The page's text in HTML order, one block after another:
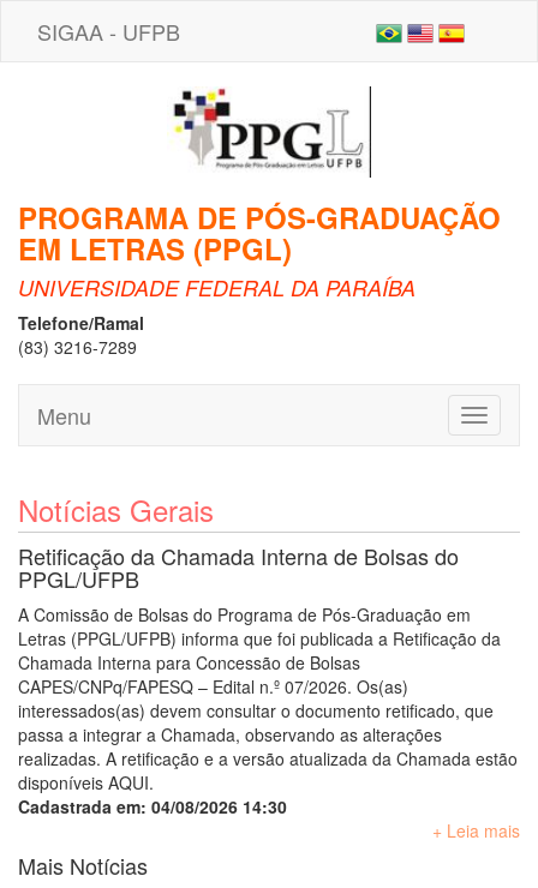
SIGAA - UFPB
PROGRAMA DE PÓS-GRADUAÇÃO
EM LETRAS (PPGL)
UNIVERSIDADE FEDERAL DA PARAÍBA
Telefone/Ramal
(83) 3216-7289
Toggle
Menu
Notícias Gerais
Retificação da Chamada Interna de Bolsas do
PPGL/UFPB
A Comissão de Bolsas do Programa de Pós-Graduação em
Letras (PPGL/UFPB) informa que foi publicada a Retificação da
Chamada Interna para Concessão de Bolsas
CAPES/CNPq/FAPESQ – Edital n.º 07/2026. Os(as)
interessados(as) devem consultar o documento retificado, que
passa a integrar a Chamada, observando as alterações
realizadas. A retificação e a versão atualizada da Chamada estão
disponíveis AQUI.
Cadastrada em: 04/08/2026 14:30
+ Leia mais
Mais Notícias